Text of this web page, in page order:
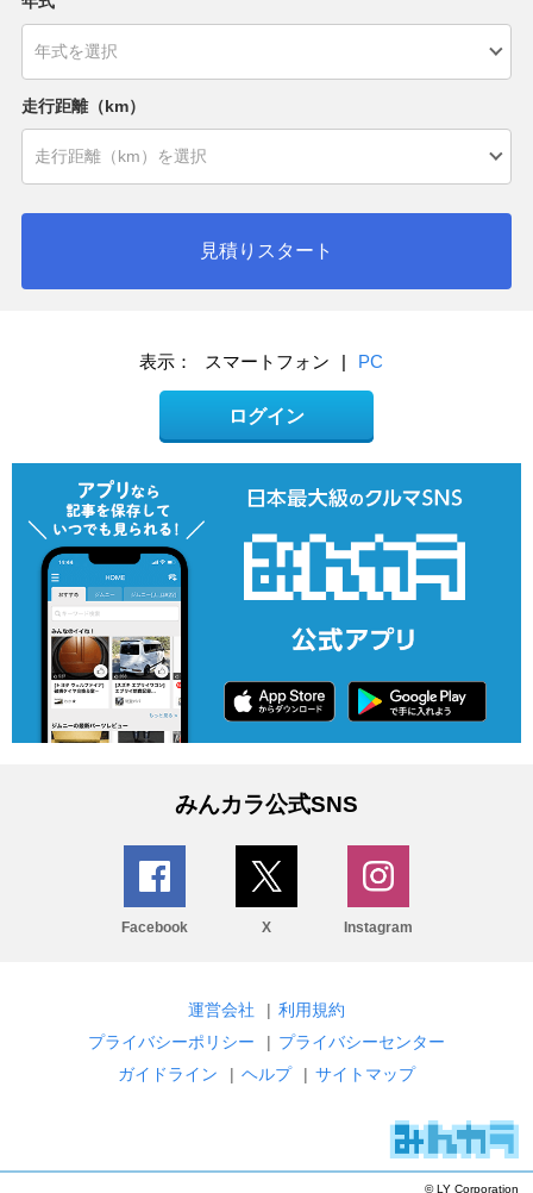
走行距離（km）
見積りスタート
表示： スマートフォン | PC
ログイン
みんカラ公式SNS
Facebook X Instagram
運営会社 | 利用規約
プライバシーポリシー
| プライバシーセンター
ガイドライン
| ヘルプ | サイトマップ
© LY Corporation